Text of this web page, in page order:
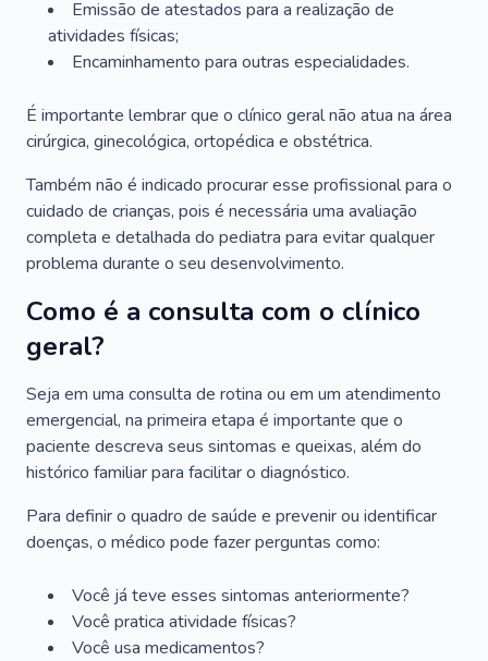
Emissão de atestados para a realização de
atividades físicas;
Encaminhamento para outras especialidades.
É importante lembrar que o clínico geral não atua na área
cirúrgica, ginecológica, ortopédica e obstétrica.
Também não é indicado procurar esse profissional para o
cuidado de crianças, pois é necessária uma avaliação
completa e detalhada do pediatra para evitar qualquer
problema durante o seu desenvolvimento.
Como é a consulta com o clínico
geral?
Seja em uma consulta de rotina ou em um atendimento
emergencial, na primeira etapa é importante que o
paciente descreva seus sintomas e queixas, além do
histórico familiar para facilitar o diagnóstico.
Para definir o quadro de saúde e prevenir ou identificar
doenças, o médico pode fazer perguntas como:
Você já teve esses sintomas anteriormente?
Você pratica atividade físicas?
Você usa medicamentos?